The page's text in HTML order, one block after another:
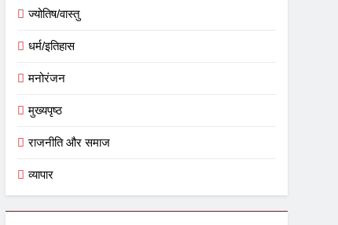
ज्योतिष/वास्तु
धर्म/इतिहास
मनोरंजन
मुख्यपृष्ठ
राजनीति और समाज
व्यापार